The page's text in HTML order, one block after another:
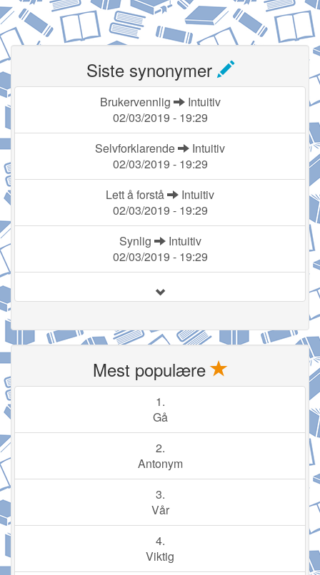
Siste synonymer
Brukervennlig
Intuitiv
02/03/2019 - 19:29
Selvforklarende
Intuitiv
02/03/2019 - 19:29
Lett å forstå
Intuitiv
02/03/2019 - 19:29
Synlig
Intuitiv
02/03/2019 - 19:29
Mest populære
1.
Gå
2.
Antonym
3.
Vår
4.
Viktig